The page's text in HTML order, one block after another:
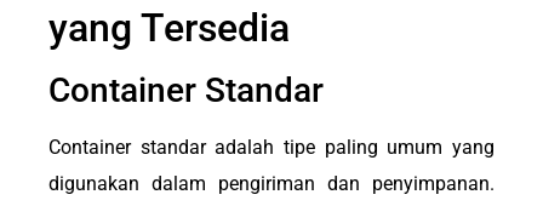
yang Tersedia
Container Standar
Container standar adalah tipe paling umum yang
digunakan dalam pengiriman dan penyimpanan.